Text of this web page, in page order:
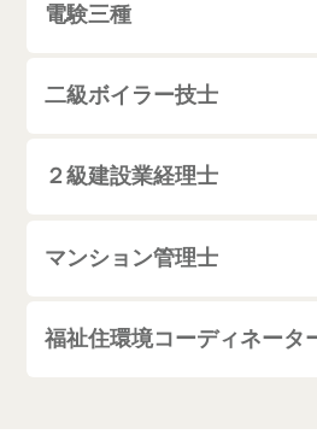
電験三種
二級ボイラー技士
２級建設業経理士
マンション管理士
福祉住環境コーディネータ